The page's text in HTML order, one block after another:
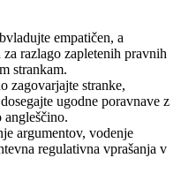
empatičen, a
razlago zapletenih pravnih
strankam.
zagovarjajte stranke,
ugodne poravnave z
argumentov, vodenje
regulativna vprašanja v